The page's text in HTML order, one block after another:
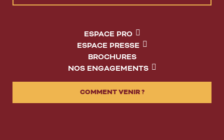
ESPACE PRO
ESPACE PRESSE
BROCHURES
NOS ENGAGEMENTS
COMMENT VENIR ?